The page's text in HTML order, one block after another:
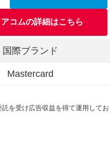
アコムの詳細はこちら
国際ブランド
Mastercard
を受け広告収益を得て運用してお